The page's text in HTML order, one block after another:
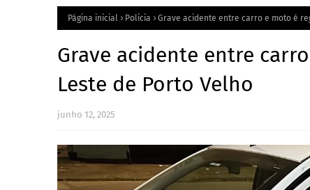
Página inicial Policia Grave acidente entre carro e moto é
Grave acidente entre
Leste de Porto Velho
junho 12, 2025